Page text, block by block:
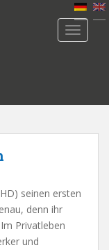
seinen ersten
denn ihr
Privatleben
und